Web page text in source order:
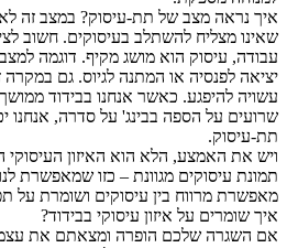
איך נראה מצב של תת-עיסוק? במצב זה
שאינו מצליח להשתלב בעיסוקים. חשוב
עבודה, עיסוק הוא מושג מקיף. דוגמה
יציאה לפנסיה או המתנה לגיוס. גם במקרה
עשויה להיפגע. כאשר אנחנו בבידוד ממושך
שרועים על הספה בבינג' על סדרה, אנחנו
תת-עיסוק.
ויש את האמצע, הלא הוא האיזון העיסוקי
תמונת עיסוקים מגוונת – כזו שמאפשרת
מאפשרת מרווח בין עיסוקים ושומרת על
איך שומרים על איזון עיסוקי בבידוד?
אם השגרה שלכם הופרה ומצאתם את